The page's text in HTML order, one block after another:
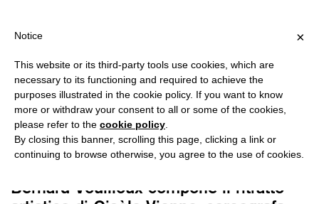
?
Bernard Vouilloux
PALCOSCENICI FANTASMA. GISÈLE
VIENNE
14,00€
Bernard Vouilloux compone il ritratto
×
Notice
This website or its third-party tools use cookies, which are
necessary to its functioning and required to achieve the
purposes illustrated in the cookie policy. If you want to know
more or withdraw your consent to all or some of the cookies,
please refer to the cookie policy
By closing this banner, scrolling this page, clicking a link or
continuing to browse otherwise, you agree to the use of cookies.